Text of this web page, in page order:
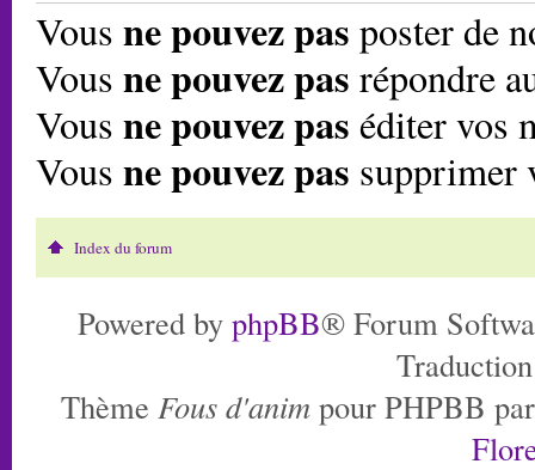
Vous ne pouvez pas poster de
Vous ne pouvez pas répondre
Vous ne pouvez pas éditer vos
Vous ne pouvez pas supprimer
Index du forum
Powered by phpBB® Forum
Thème Fous d'anim pour PHPBB